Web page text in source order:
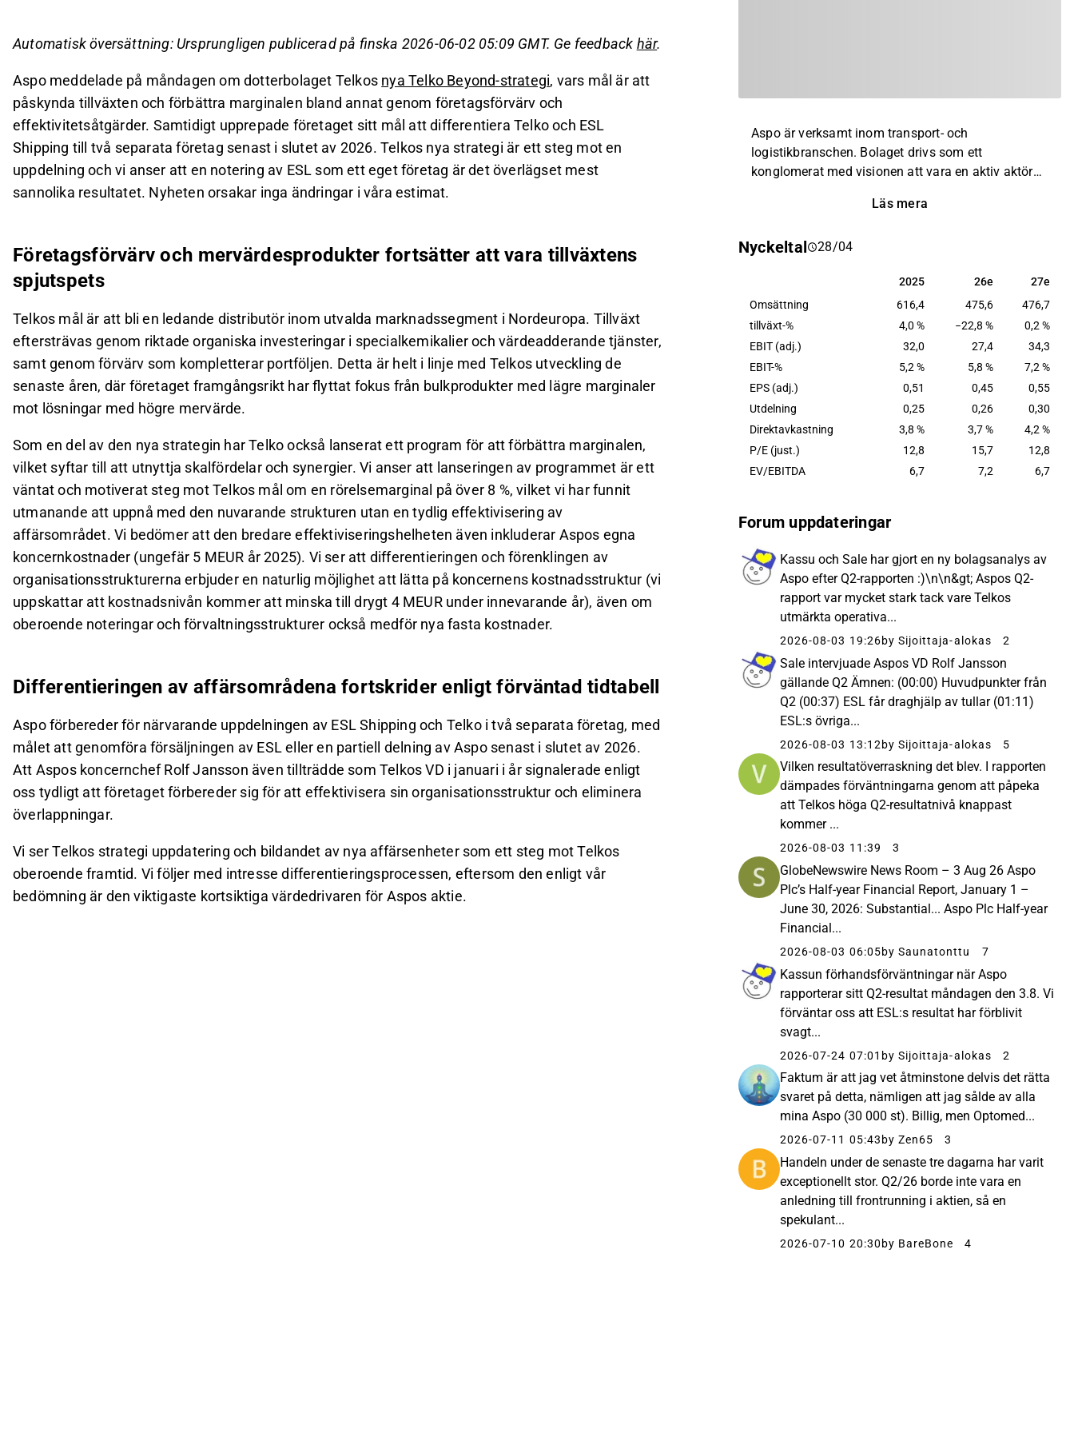
resultatet.
genom investeringar i specialkemikalier och mervärdestjänster samt förvärv.
Effektiviseringsprogrammet syftar till att uppnå en rörelsemarginal på över 8 %, och
differentieringen av affärsområdena ses som en viktig kortsiktig värdedrivare för Aspos aktie.
Detta innehåll är skapat av AI. Du kan lämna feedback om det på Inderesforum.
Automatisk översättning: Ursprungligen publicerad på finska 2026-06-02 05:09 GMT. Ge feedback här.
Aspo meddelade på måndagen om dotterbolaget Telkos nya Telko Beyond-strategi, vars mål är att
påskynda tillväxten och förbättra marginalen bland annat genom företagsförvärv och
effektivitetsåtgärder. Samtidigt upprepade företaget sitt mål att differentiera Telko och ESL
Shipping till två separata företag senast i slutet av 2026. Telkos nya strategi är ett steg mot en
uppdelning och vi anser att en notering av ESL som ett eget företag är det överlägset mest
sannolika resultatet. Nyheten orsakar inga ändringar i våra estimat.
Företagsförvärv och mervärdesprodukter fortsätter att vara tillväxtens
spjutspets
Telkos mål är att bli en ledande distributör inom utvalda marknadssegment i Nordeuropa. Tillväxt
eftersträvas genom riktade organiska investeringar i specialkemikalier och värdeadderande tjänster,
samt genom förvärv som kompletterar portföljen. Detta är helt i linje med Telkos utveckling de
senaste åren, där företaget framgångsrikt har flyttat fokus från bulkprodukter med lägre marginaler
mot lösningar med högre mervärde.
Som en del av den nya strategin har Telko också lanserat ett program för att förbättra marginalen,
vilket syftar till att utnyttja skalfördelar och synergier. Vi anser att lanseringen av programmet är ett
väntat och motiverat steg mot Telkos mål om en rörelsemarginal på över 8 %, vilket vi har funnit
utmanande att uppnå med den nuvarande strukturen utan en tydlig effektivisering av
affärsområdet. Vi bedömer att den bredare effektiviseringshelheten även inkluderar Aspos egna
koncernkostnader (ungefär 5 MEUR år 2025). Vi ser att differentieringen och förenklingen av
organisationsstrukturerna erbjuder en naturlig möjlighet att lätta på koncernens kostnadsstruktur (vi
uppskattar att kostnadsnivån kommer att minska till drygt 4 MEUR under innevarande år), även om
oberoende noteringar och förvaltningsstrukturer också medför nya fasta kostnader.
Differentieringen av affärsområdena fortskrider enligt förväntad tidtabell
Aspo förbereder för närvarande uppdelningen av ESL Shipping och Telko i två separata företag, med
målet att genomföra försäljningen av ESL eller en partiell delning av Aspo senast i slutet av 2026.
Att Aspos koncernchef Rolf Jansson även tillträdde som Telkos VD i januari i år signalerade enligt
oss tydligt att företaget förbereder sig för att effektivisera sin organisationsstruktur och eliminera
överlappningar.
Vi ser Telkos strategi uppdatering och bildandet av nya affärsenheter som ett steg mot Telkos
oberoende framtid. Vi följer med intresse differentieringsprocessen, eftersom den enligt vår
bedömning är den viktigaste kortsiktiga värdedrivaren för Aspos aktie.
Aspo är verksamt inom transport- och
logistikbranschen. Bolaget drivs som ett
konglomerat med visionen att vara en aktiv aktör
huvudsakligen inom tillväxtmarknaderna i östra
inkluderar exempelvis dagligvaruhandeln, industri,
Läs mera
Nyckeltal 28/04
2025 26e 27e
2025 26e
27e
Omsättning
616,4 475,6
476,7
tillväxt-%
4,0 % −22,8 %
0,2 %
EBIT (adj.)
32,0 27,4
34,3
EBIT-%
5,2 % 5,8 %
7,2 %
EPS (adj.)
0,51 0,45
0,55
Utdelning
0,25 0,26
0,30
Direktavkastning
3,8 % 3,7 %
4,2 %
P/E (just.)
12,8 15,7
12,8
EV/EBITDA
6,7 7,2 6,7
Forum uppdateringar
Kassu och Sale har gjort en ny bolagsanalys av
Aspo efter Q2-rapporten :)\n\n&gt; Aspos Q2-
rapport var mycket stark tack vare Telkos
utmärkta operativa...
2026-08-03 19:26by Sijoittaja-alokas 2
Sale intervjuade Aspos VD Rolf Jansson
gällande Q2 Ämnen: (00:00) Huvudpunkter från
Q2 (00:37) ESL får draghjälp av tullar (01:11)
ESL:s övriga...
2026-08-03 13:12 by Sijoittaja-alokas 5
Vilken resultatöverraskning det blev. I rapporten
dämpades förväntningarna genom att påpeka
att Telkos höga Q2-resultatnivå knappast
kommer ...
2026-08-03 11:39 3
GlobeNewswire News Room – 3 Aug 26 Aspo
Plc’s Half-year Financial Report, January 1 –
June 30, 2026: Substantial... Aspo Plc Half-year
Financial...
2026-08-03 06:05by Saunatonttu 7
Kassun förhandsförväntningar när Aspo
rapporterar sitt Q2-resultat måndagen den 3.8. Vi
förväntar oss att ESL:s resultat har förblivit
svagt...
2026-07-24 07:01 by Sijoittaja-alokas 2
Faktum är att jag vet åtminstone delvis det rätta
svaret på detta, nämligen att jag sålde av alla
mina Aspo (30 000 st). Billig, men Optomed...
2026-07-11 05:43 by Zen65 3
Handeln under de senaste tre dagarna har varit
exceptionellt stor. Q2/26 borde inte vara en
anledning till frontrunning i aktien, så en
spekulant...
2026-07-10 20:30 by BareBone 4